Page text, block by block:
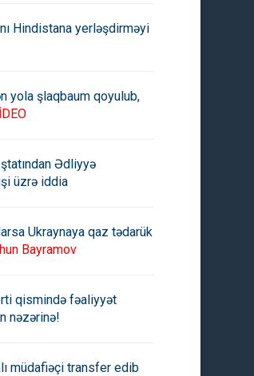
Hindistana yerləşdirməyi
yola şlaqbaum qoyulub,
Ədliyyə
üzrə iddia
Ukraynaya qaz tədarük
Bayramov
qismində fəaliyyət
nəzərinə!
müdafiəçi transfer edib